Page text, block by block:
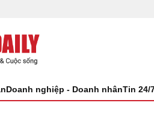
Doanh nghiệp - Doanh nhânTin 24/